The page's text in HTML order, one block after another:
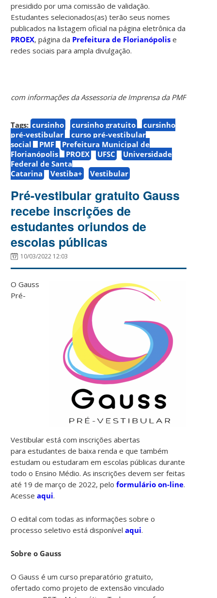
presidido por uma comissão de validação.
Estudantes selecionados(as) terão seus nomes
publicados na listagem oficial na página eletrônica da
PROEX, página da Prefeitura de Florianópolis e
redes sociais para ampla divulgação.
com informações da Assessoria de Imprensa da PMF
Tags: cursinho cursinho gratuito
cursinho
pré-vestibular
curso pré-vestibular
social
PMF
Prefeitura Municipal de
Florianópolis
PROEX UFSC
Universidade
Federal de Santa
Catarina
Vestiba+ Vestibular
Pré-vestibular gratuito Gauss
recebe inscrições de
estudantes oriundos de
escolas públicas
10/03/2022 12:03
O Gauss
Pré-
Vestibular está com inscrições abertas
para estudantes de baixa renda e que também
estudam ou estudaram em escolas públicas durante
todo o Ensino Médio. As inscrições devem ser feitas
até 19 de março de 2022, peloformulário on-line.
Acesseaqui.
O edital com todas as informações sobre o
processo seletivo está disponívelaqui.
Sobre o Gauss
O Gauss é um curso preparatório gratuito,
ofertado como projeto de extensão vinculado